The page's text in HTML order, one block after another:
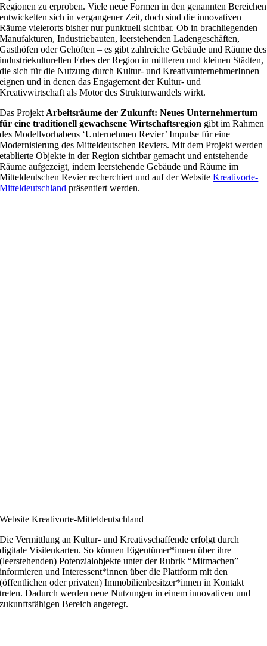
Regionen zu erproben. Viele neue Formen in den genannten Bereichen
entwickelten sich in vergangener Zeit, doch sind die innovativen
Räume vielerorts bisher nur punktuell sichtbar.Ob in brachliegenden
Manufakturen, Industriebauten, leerstehenden Ladengeschäften,
Gasthöfen oder Gehöften – es gibt zahlreiche Gebäude und Räume des
industriekulturellen Erbes der Region in mittleren und kleinen Städten,
die sich für die Nutzung durch Kultur- und KreativunternehmerInnen
eignen und in denen das Engagement der Kultur- und
Kreativwirtschaft als Motor des Strukturwandels wirkt.
Das Projekt Arbeitsräume der Zukunft: Neues Unternehmertum
für eine traditionell gewachsene Wirtschaftsregion gibt im Rahmen
des Modellvorhabens ‘Unternehmen Revier’ Impulse für eine
Modernisierung des Mitteldeutschen Reviers. Mit dem Projekt werden
etablierte Objekte in der Region sichtbar gemacht und entstehende
Räume aufgezeigt, indem leerstehende Gebäude und Räume im
Mitteldeutschen Revier recherchiert und auf der WebsiteKreativorte-
Mitteldeutschlandpräsentiert werden.
Website Kreativorte-Mitteldeutschland
Die Vermittlung an Kultur- und Kreativschaffende erfolgt durch
digitale Visitenkarten. So können Eigentümer*innen über ihre
(leerstehenden) Potenzialobjekte unter der Rubrik “Mitmachen”
informieren und Interessent*innen über die Plattform mit den
(öffentlichen oder privaten) Immobilienbesitzer*innen in Kontakt
treten. Dadurch werden neue Nutzungen in einem innovativen und
zukunftsfähigen Bereich angeregt.